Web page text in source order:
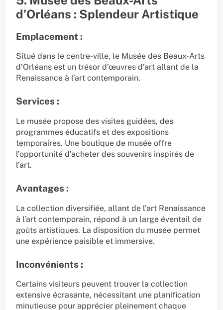
d’Orléans : Splendeur Artistique
Emplacement :
Situé dans le centre-ville, le Musée des Beaux-Arts
d’Orléans est un trésor d’œuvres d’art allant de la
Renaissance à l’art contemporain.
Services :
Le musée propose des visites guidées, des
programmes éducatifs et des expositions
temporaires. Une boutique de musée offre
l’opportunité d’acheter des souvenirs inspirés de
l’art.
Avantages :
La collection diversifiée, allant de l’art Renaissance
à l’art contemporain, répond à un large éventail de
goûts artistiques. La disposition du musée permet
une expérience paisible et immersive.
Inconvénients :
Certains visiteurs peuvent trouver la collection
extensive écrasante, nécessitant une planification
minutieuse pour apprécier pleinement chaque